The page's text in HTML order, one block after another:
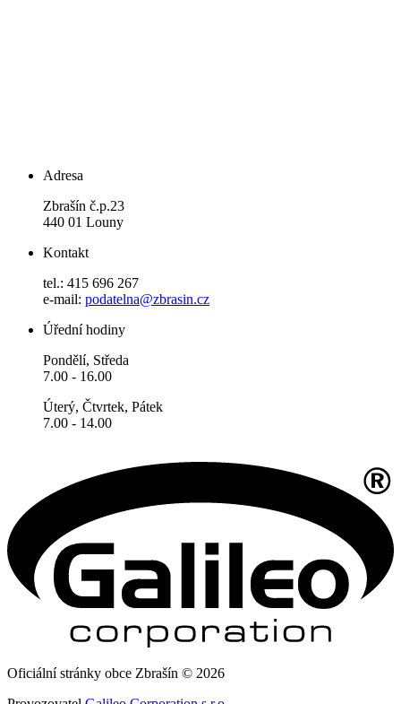
Adresa
Zbrašín č.p.23
440 01 Louny
Kontakt
tel.: 415 696 267
e-mail: podatelna@zbrasin.cz
Úřední hodiny
Pondělí, Středa
7.00 - 16.00
Úterý, Čtvrtek, Pátek
7.00 - 14.00
Oficiální stránky obce Zbrašín © 2026